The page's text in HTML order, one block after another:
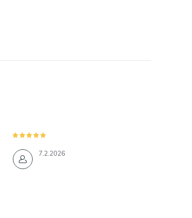
7.2.2026